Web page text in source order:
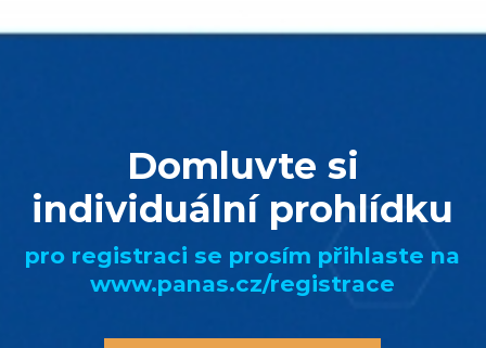
Domluvte si
individuální prohlídku
pro registraci se prosím přihlaste na
www.panas.cz/registrace